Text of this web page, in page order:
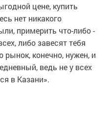
цене, купить
нет никакого
примерить что-либо -
либо завесят тебя
рынок, конечно, нужен, и
ведь не у всех
в Казани».